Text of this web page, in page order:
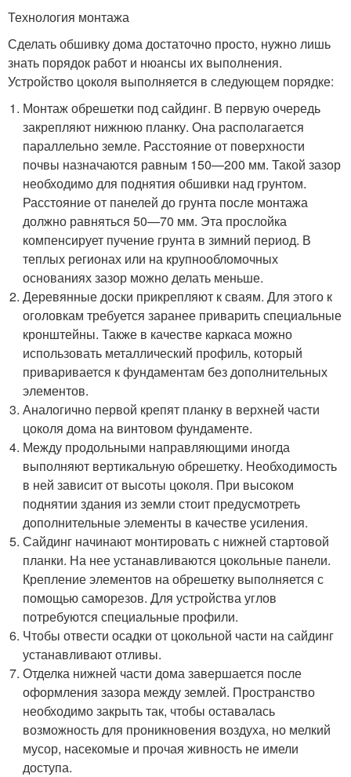
Технология монтажа
Сделать обшивку дома достаточно просто, нужно лишь
знать порядок работ и нюансы их выполнения.
Устройство цоколя выполняется в следующем порядке:
Монтаж обрешетки под сайдинг. В первую очередь
закрепляют нижнюю планку. Она располагается
параллельно земле. Расстояние от поверхности
почвы назначаются равным 150—200 мм. Такой зазор
необходимо для поднятия обшивки над грунтом.
Расстояние от панелей до грунта после монтажа
должно равняться 50—70 мм. Эта прослойка
компенсирует пучение грунта в зимний период. В
теплых регионах или на крупнообломочных
основаниях зазор можно делать меньше.
Деревянные доски прикрепляют к сваям. Для этого к
оголовкам требуется заранее приварить специальные
кронштейны. Также в качестве каркаса можно
использовать металлический профиль, который
приваривается к фундаментам без дополнительных
элементов.
Аналогично первой крепят планку в верхней части
цоколя дома на винтовом фундаменте.
Между продольными направляющими иногда
выполняют вертикальную обрешетку. Необходимость
в ней зависит от высоты цоколя. При высоком
поднятии здания из земли стоит предусмотреть
дополнительные элементы в качестве усиления.
Сайдинг начинают монтировать с нижней стартовой
планки. На нее устанавливаются цокольные панели.
Крепление элементов на обрешетку выполняется с
помощью саморезов. Для устройства углов
потребуются специальные профили.
Чтобы отвести осадки от цокольной части на сайдинг
устанавливают отливы.
Отделка нижней части дома завершается после
оформления зазора между землей. Пространство
необходимо закрыть так, чтобы оставалась
возможность для проникновения воздуха, но мелкий
мусор, насекомые и прочая живность не имели
доступа.